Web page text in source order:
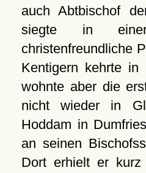
auch Abtbischof
siegte in
christenfreundliche
Kentigern kehrte in
wohnte aber die
nicht wieder in
Hoddam in
an seinen
Dort erhielt er